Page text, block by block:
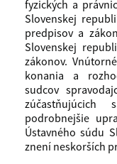
fyzických a
Slovenskej
predpisov a
Slovenskej
zákonov.
konania a
sudcov
podrobnejšie
Ústavného súdu
znení neskorších